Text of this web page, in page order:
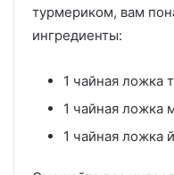
турмериком, вам
ингредиенты:
1 чайная ложка
1 чайная ложка
1 чайная ложка